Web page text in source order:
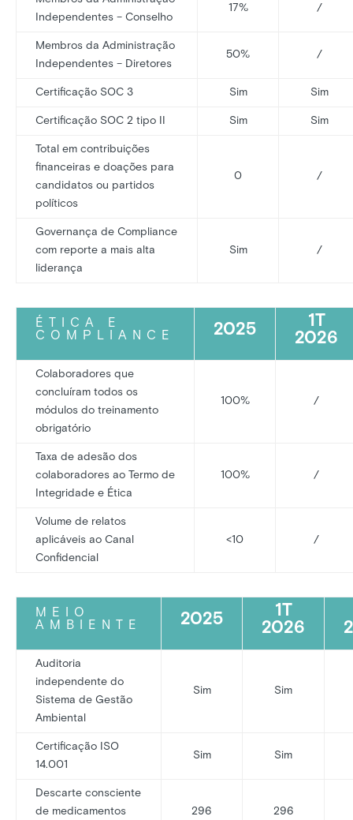
Independentes – Conselho
17% /
Membros da Administração
Independentes – Diretores
50% /
Certificação SOC 3 Sim
Sim
Certificação SOC 2 tipo II
Sim
Sim
Total em contribuições
financeiras e doações para
candidatos ou partidos
políticos
0 /
Governança de Compliance
com reporte a mais alta
liderança
Sim /
ÉTICA E
COMPLIANCE 2025 1T
2026
Colaboradores que
concluíram todos os
módulos do treinamento
obrigatório
100% /
Taxa de adesão dos
colaboradores ao Termo de
Integridade e Ética
100% /
Volume de relatos
aplicáveis ao Canal
Confidencial
<10 /
MEIO
AMBIENTE 2025 1T
2026
Auditoria
independente do
Sistema de Gestão
Ambiental
Sim Sim
Certificação ISO
14.001
Sim Sim
Descarte consciente
de medicamentos
296 296